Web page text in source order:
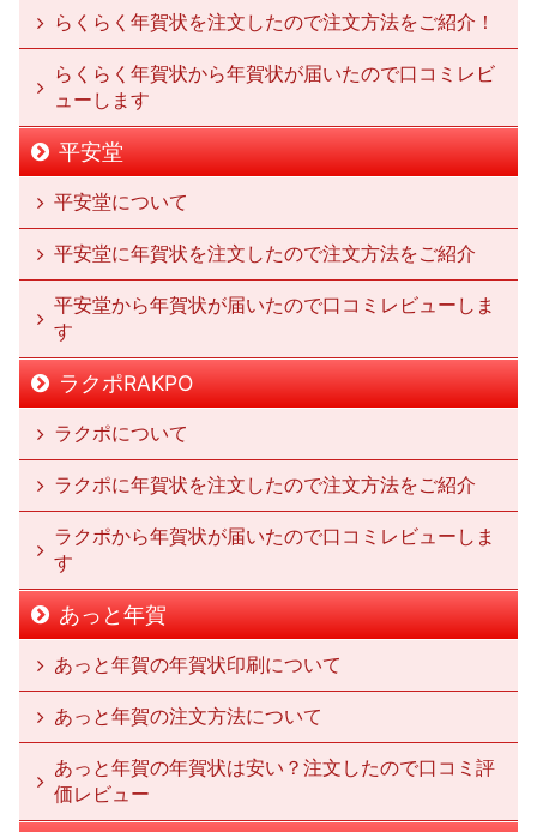
らくらく年賀状を注文したので注文方法をご紹介！
らくらく年賀状から年賀状が届いたので口コミレビ
ューします
平安堂
平安堂について
平安堂に年賀状を注文したので注文方法をご紹介
平安堂から年賀状が届いたので口コミレビューしま
す
ラクポRAKPO
ラクポについて
ラクポに年賀状を注文したので注文方法をご紹介
ラクポから年賀状が届いたので口コミレビューしま
す
あっと年賀
あっと年賀の年賀状印刷について
あっと年賀の注文方法について
あっと年賀の年賀状は安い？注文したので口コミ評
価レビュー